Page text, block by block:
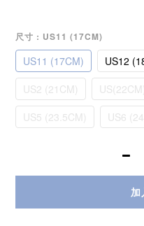
尺寸 : US11 (17CM)
US11 (17CM) US12
US2 (21CM)
US(22CM)
US5 (23.5CM)
US6
加